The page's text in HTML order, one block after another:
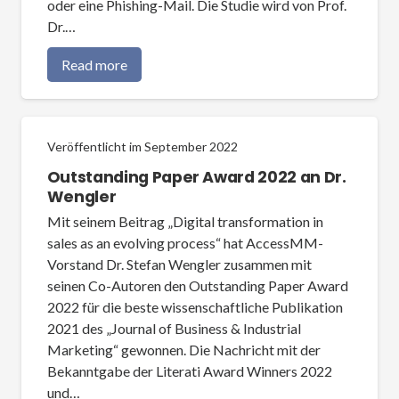
oder eine Phishing-Mail. Die Studie wird von Prof.
Dr.…
Read more
Veröffentlicht im September 2022
Outstanding Paper Award 2022 an Dr.
Wengler
Mit seinem Beitrag „Digital transformation in
sales as an evolving process“ hat AccessMM-
Vorstand Dr. Stefan Wengler zusammen mit
seinen Co-Autoren den Outstanding Paper Award
2022 für die beste wissenschaftliche Publikation
2021 des „Journal of Business & Industrial
Marketing“ gewonnen. Die Nachricht mit der
Bekanntgabe der Literati Award Winners 2022
und…